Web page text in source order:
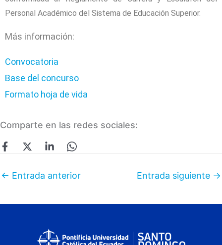
Personal Académico del Sistema de Educación Superior.
Más información:
Convocatoria
Base del concurso
Formato hoja de vida
Comparte en las redes sociales:
← Entrada anterior Entrada siguiente →